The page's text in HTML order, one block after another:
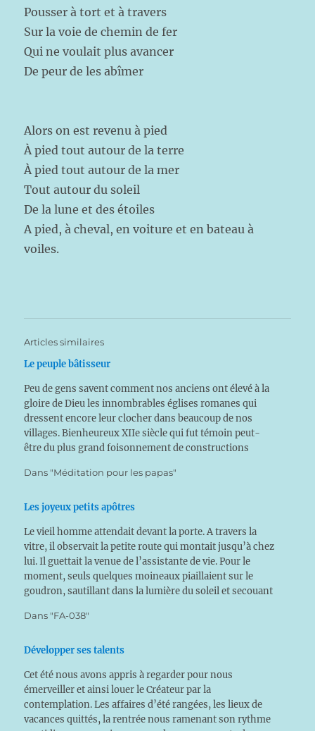
Pousser à tort et à travers
Sur la voie de chemin de fer
Qui ne voulait plus avancer
De peur de les abîmer
Alors on est revenu à pied
À pied tout autour de la terre
À pied tout autour de la mer
Tout autour du soleil
De la lune et des étoiles
A pied, à cheval, en voiture et en bateau à
voiles.
Articles similaires
Le peuple bâtisseur
Peu de gens savent comment nos anciens ont élevé à la
gloire de Dieu les innombrables églises romanes qui
dressent encore leur clocher dans beaucoup de nos
villages. Bienheureux XIIe siècle qui fut témoin peut-
être du plus grand foisonnement de constructions
Dans "Méditation pour les papas"
Les joyeux petits apôtres
Le vieil homme attendait devant la porte. A travers la
vitre, il observait la petite route qui montait jusqu’à chez
lui. Il guettait la venue de l’assistante de vie. Pour le
moment, seuls quelques moineaux piaillaient sur le
goudron, sautillant dans la lumière du soleil et secouant
Dans "FA-038"
Développer ses talents
Cet été nous avons appris à regarder pour nous
émerveiller et ainsi louer le Créateur par la
contemplation. Les affaires d’été rangées, les lieux de
vacances quittés, la rentrée nous ramenant son rythme